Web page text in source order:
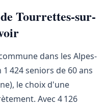
Tourrettes-sur-
dans les Alpes-
424 seniors de 60 ans
le choix d'une
Avec 4 126